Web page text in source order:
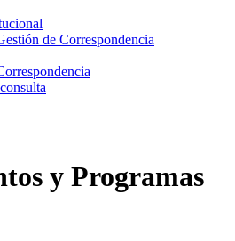
de Correspondencia
y Programas